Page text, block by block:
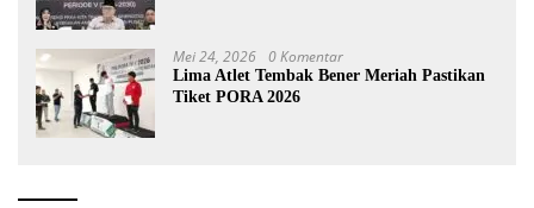
Mei 24, 2026 0 Komentar
Lima Atlet Tembak Bener Meriah Pastikan
Tiket PORA 2026